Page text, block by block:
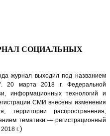
СОЦИАЛЬНЫХ
журнал выходил под названием
20 марта 2018 г. Федеральной
информационных технологий и
СМИ внесены изменения
распространения,
тематики — регистрационный
г.)